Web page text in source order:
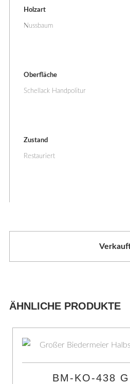
Holzart
Nussbaum
Oberfläche
Schellack Handpolitur
Zustand
Restauriert
ÄHNLICHE PRODUKTE
BM-KO-438